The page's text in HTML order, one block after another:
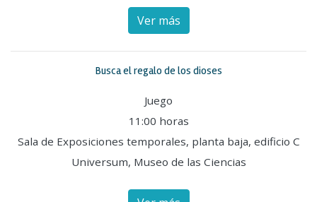
Ver más
Busca el regalo de los dioses
Juego
11:00 horas
Sala de Exposiciones temporales, planta baja, edificio C
Universum, Museo de las Ciencias